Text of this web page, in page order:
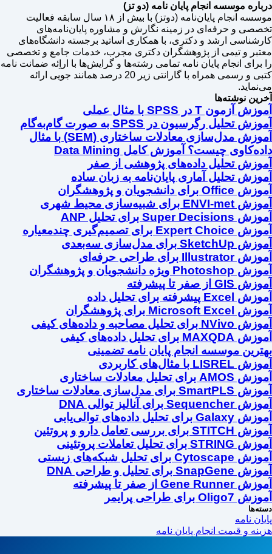
درباره موسسه انجام پایان نامه (دو تز)
موسسه انجام پایان‌نامه (دوتز) با بیش از ۱۸ سال سابقه فعالیت
تخصصی و حرفه‌ای در زمینه نگارش و مشاوره پایان‌نامه‌های
کارشناسی ارشد و دکتری، با همکاری اساتید برجسته دانشگاه‌های
معتبر و تیمی از پژوهشگران دکتری مجرب، خدمات جامع و تخصصی
را برای انجام پایان نامه تمامی رشته‌ها و گرایش‌ها با اراِئه ضمانت نامه
کتبی و رسمی همراه با گارانتی زیر 20 درصد همانند جویی ارائه
می‌نماید.
آخرین نوشته‌ها
آموزش آزمون T در SPSS با مثال عملی
آموزش تحلیل رگرسیون در SPSS به صورت گام‌به‌گام
آموزش مدل‌سازی معادلات ساختاری (SEM) با مثال
داده‌کاوی چیست؟ آموزش کامل Data Mining
آموزش تحلیل داده‌های پژوهشی از صفر
آموزش تحلیل آماری پایان‌نامه به زبان ساده
آموزش Office برای دانشجویان و پژوهشگران
آموزش ENVI-met برای شبیه‌سازی محیط شهری
آموزش Super Decisions برای تحلیل ANP
آموزش Expert Choice برای تصمیم‌گیری چندمعیاره
آموزش SketchUp برای مدل‌سازی سه‌بعدی
آموزش Illustrator برای طراحی حرفه‌ای
آموزش Photoshop ویژه دانشجویان و پژوهشگران
آموزش GIS از صفر تا پیشرفته
آموزش Excel پیشرفته برای تحلیل داده
آموزش Microsoft Excel برای پژوهشگران
آموزش NVivo برای تحلیل مصاحبه و داده‌های کیفی
آموزش MAXQDA برای تحلیل داده‌های کیفی
بهترین موسسه انجام پایان نامه تضمینی
آموزش LISREL با مثال‌های کاربردی
آموزش AMOS برای تحلیل معادلات ساختاری
آموزش SmartPLS برای مدل‌سازی معادلات ساختاری
آموزش Sequencher برای آنالیز توالی DNA
آموزش Galaxy برای تحلیل داده‌های توالی‌یابی
آموزش STITCH برای بررسی تعامل دارو و پروتئین
آموزش STRING برای تحلیل تعاملات پروتئینی
آموزش Cytoscape برای تحلیل شبکه‌های زیستی
آموزش SnapGene برای تحلیل و طراحی DNA
آموزش Gene Runner از صفر تا پیشرفته
آموزش Oligo7 برای طراحی پرایمر
دسته‌ها
پایان نامه
هزینه و قیمت انجام پایان نامه